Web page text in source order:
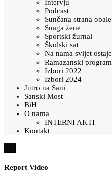
Intervju
Podcast
Sunčana strana obale
Snaga žene
Sportski žurnal
Školski sat
Na nama svijet ostaje
Ramazanski program
Izbori 2022
Izbori 2024
Jutro na Sani
Sanski Most
BiH
O nama
INTERNI AKTI
Kontakt
Report Video